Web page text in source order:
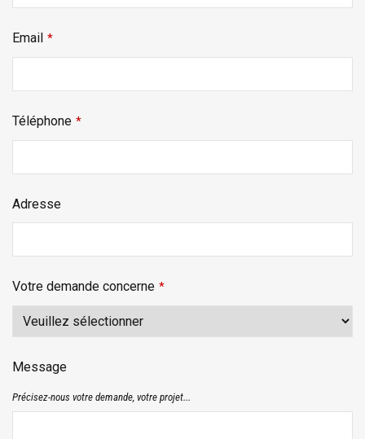
Email *
Téléphone *
Adresse
Votre demande concerne *
Message
Précisez-nous votre demande, votre projet...